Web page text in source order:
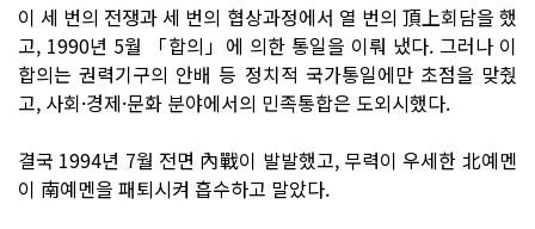
이 세 번의 전쟁과 세 번의 협상과정에서 열 번의 頂上회담을 했
고, 1990년 5월 「합의」에 의한 통일을 이뤄 냈다. 그러나 이
합의는 권력기구의 안배 등 정치적 국가통일에만 초점을 맞췄
고, 사회·경제·문화 분야에서의 민족통합은 도외시했다.
결국 1994년 7월 전면 內戰이 발발했고, 무력이 우세한 北예멘
이 南예멘을 패퇴시켜 흡수하고 말았다.